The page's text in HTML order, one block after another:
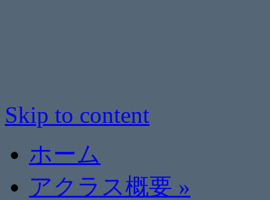
Skip to content
ホーム
アクラス概要 »